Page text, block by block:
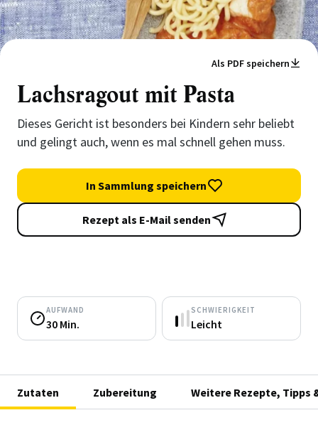
Als PDF speichern
Lachsragout mit Pasta
Dieses Gericht ist besonders bei Kindern sehr beliebt
und gelingt auch, wenn es mal schnell gehen muss.
In Sammlung speichern
Rezept als E-Mail senden
AUFWAND
30 Min.
SCHWIERIGKEIT
Leicht
Zutaten Zubereitung Weitere Rezepte, Tipps